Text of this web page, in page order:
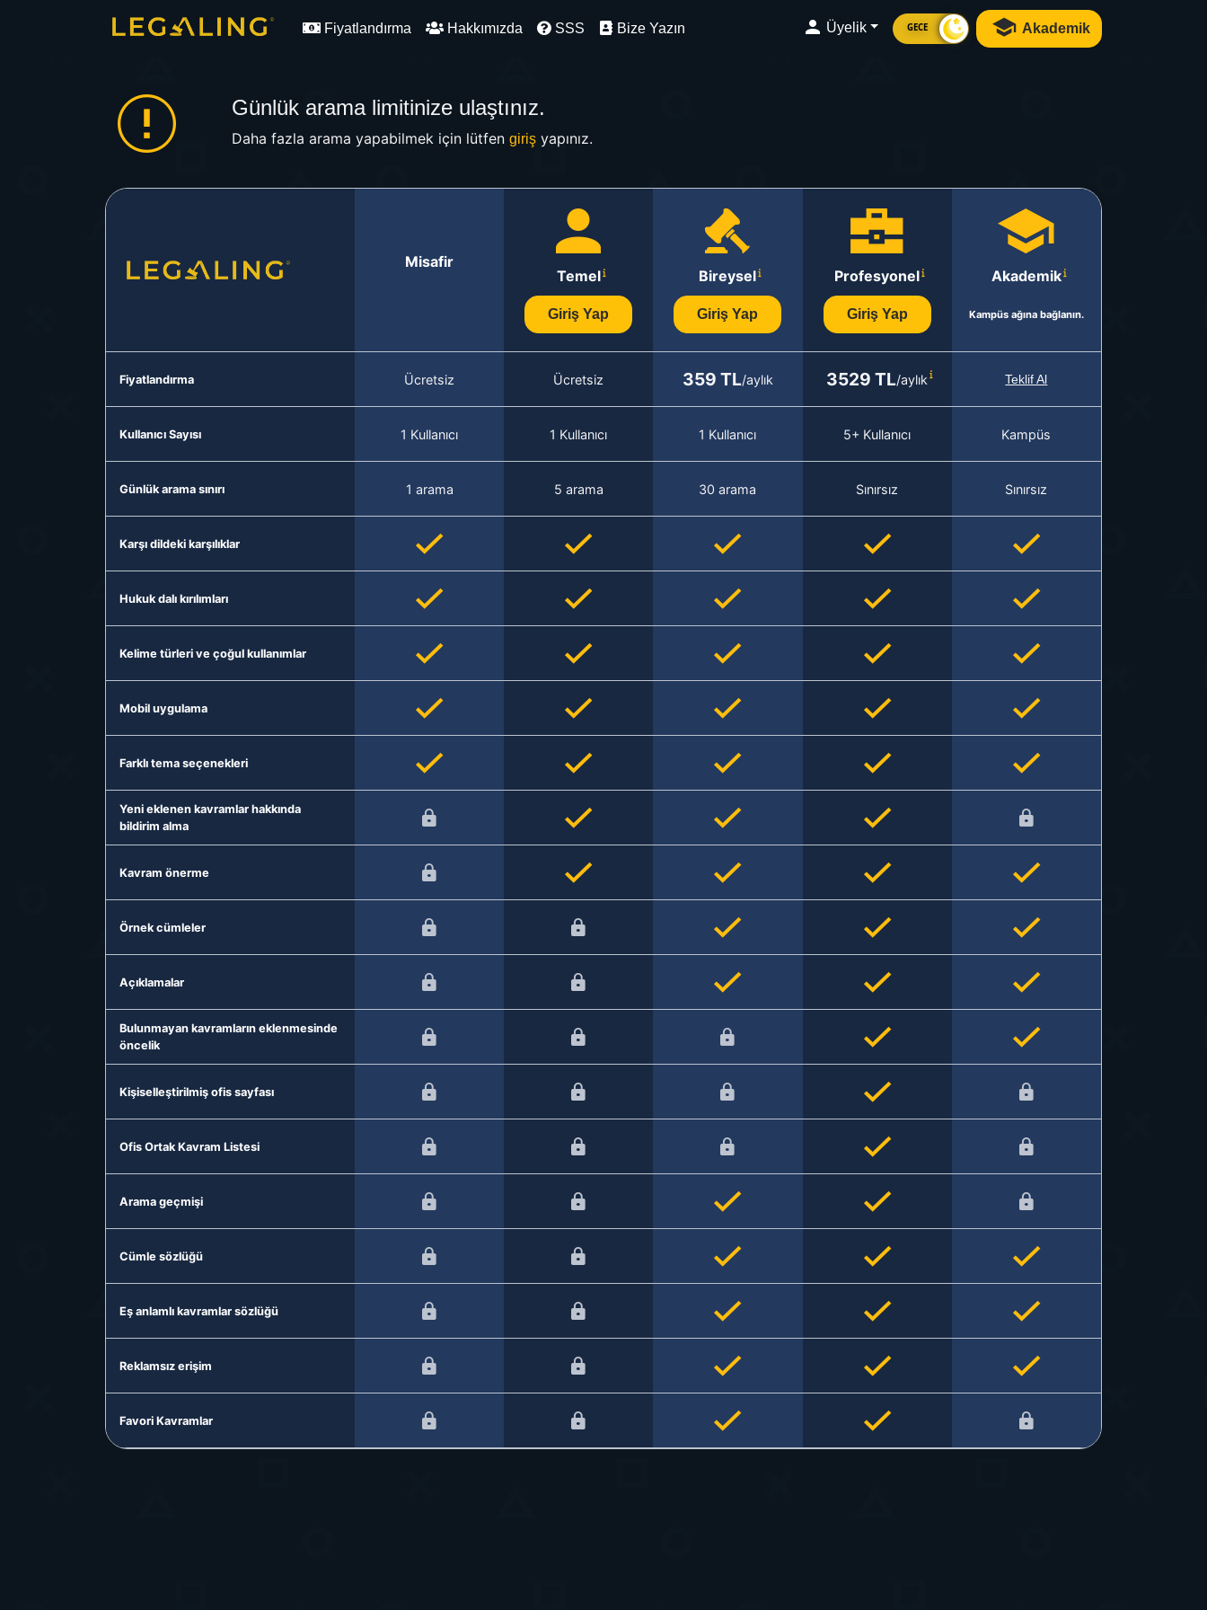
Fiyatlandırma Hakkımızda SSS Bize Yazın Üyelik GECE Akademik
Günlük arama limitinize ulaştınız.
Daha fazla arama yapabilmek için lütfen girişyapınız.
Misafir
Temel
Giriş Yap
Bireysel
Giriş Yap
Profesyonel
Giriş Yap
Akademik
Kampüs ağına bağlanın.
Fiyatlandırma Ücretsiz Ücretsiz 359 TL/aylık 3529 TL/aylık Teklif Al
Kullanıcı Sayısı 1 Kullanıcı 1 Kullanıcı 1 Kullanıcı 5+ Kullanıcı Kampüs
Günlük arama sınırı 1 arama 5 arama 30 arama Sınırsız Sınırsız
Karşı dildeki karşılıklar
Hukuk dalı kırılımları
Kelime türleri ve çoğul kullanımlar
Mobil uygulama
Farklı tema seçenekleri
Yeni eklenen kavramlar hakkında
bildirim alma
Kavram önerme
Örnek cümleler
Açıklamalar
Bulunmayan kavramların eklenmesinde
öncelik
Kişiselleştirilmiş ofis sayfası
Ofis Ortak Kavram Listesi
Arama geçmişi
Cümle sözlüğü
Eş anlamlı kavramlar sözlüğü
Reklamsız erişim
Favori Kavramlar